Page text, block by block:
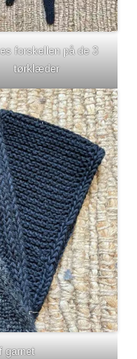
forskellen på de 3
tørklæder
garnet